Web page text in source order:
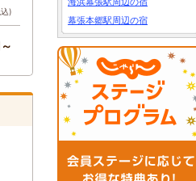
)
幕張本郷駅周辺の宿